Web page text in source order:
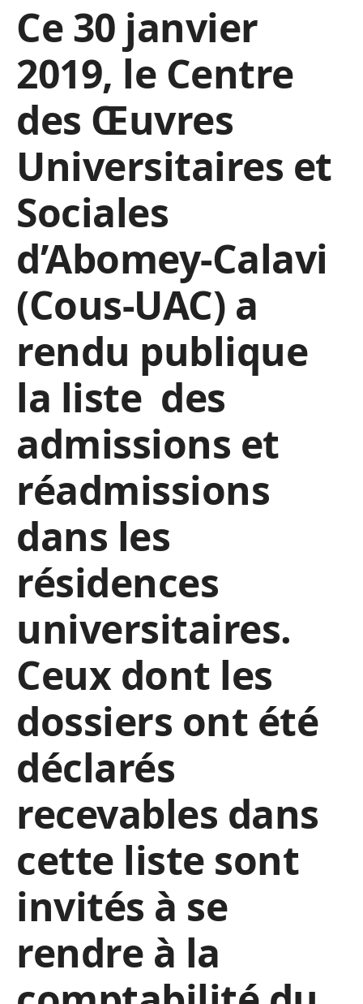
Ce 30 janvier
2019, le Centre
des Œuvres
Universitaires et
Sociales
d’Abomey-Calavi
(Cous-UAC) a
rendu publique
la liste des
admissions et
réadmissions
dans les
résidences
universitaires.
Ceux dont les
dossiers ont été
déclarés
recevables dans
cette liste sont
invités à se
rendre à la